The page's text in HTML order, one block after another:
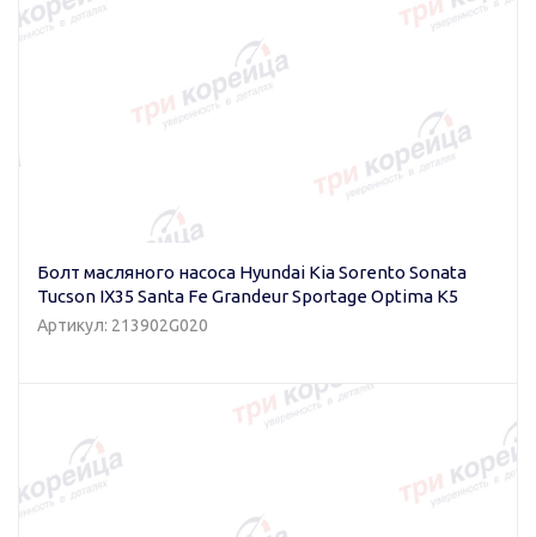
Болт масляного насоса Hyundai Kia Sorento Sonata
Tucson IX35 Santa Fe Grandeur Sportage Optima K5
Артикул: 213902G020